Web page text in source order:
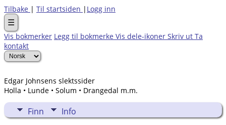
Tilbake | Til startsiden | Logg inn
☰
Vis bokmerker Legg til bokmerke Vis dele-ikoner Skriv ut Ta
kontakt
Edgar Johnsens slektssider
Holla • Lunde • Solum • Drangedal m.m.
Finn Info